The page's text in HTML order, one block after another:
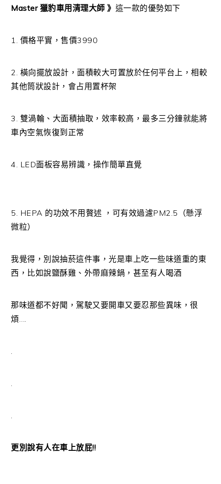
Master 獵豹車用清理大師 》 這一款的優勢如下
1. 價格平實，售價3990
2. 橫向擺放設計，面積較大可置放於任何平台上，相較
其他筒狀設計，會占用置杯架
3. 雙渦輪、大面積抽取，效率較高，最多三分鐘就能將
車內空氣恢復到正常
4. LED面板容易辨識，操作簡單直覺
5. HEPA 的功效不用贅述 ，可有效過濾PM2.5（懸浮
微粒）
我覺得，別說抽菸這件事，光是車上吃一些味道重的東
西，比如說鹽酥雞、外帶麻辣鍋，甚至有人喝酒
那味道都不好聞，駕駛又要開車又要忍那些異味，很
煩….
.
.
.
更別說有人在車上放屁!!